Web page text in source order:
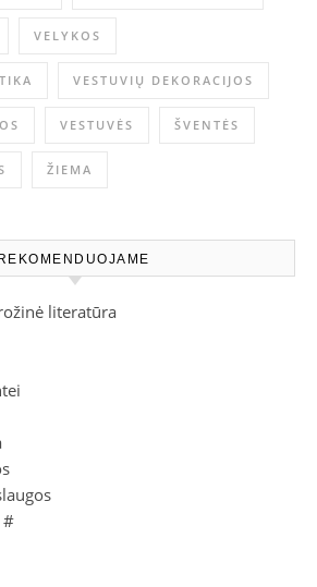
VELYKOS
VESTUVIŲ DEKORACIJOS
VESTUVĖS ŠVENTĖS
ŽIEMA
REKOMENDUOJAME
literatūra
#